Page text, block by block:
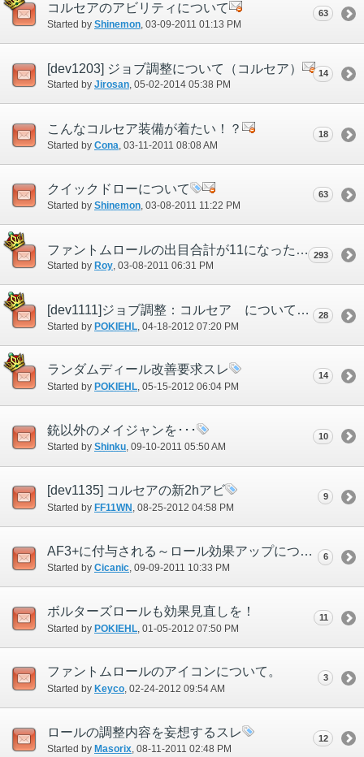
コルセアのアビリティについて
Started by Shinemon ‎, 03-09-2011 01:13 PM
63
[dev1203] ジョブ調整について（コルセア）
Started by Jirosan‎, 05-02-2014 05:38 PM
14
こんなコルセア装備が着たい！？
Started by Cona ‎, 03-11-2011 08:08 AM
18
クイックドローについて
Started by Shinemon‎, 03-08-2011 11:22 PM
63
ファントムロールの出目合計が11になった時の効果について
Started by Roy‎, 03-08-2011 06:31 PM
293
[dev1111]ジョブ調整：コルセア について
Started by POKIEHL ‎, 04-18-2012 07:20 PM
28
ランダムディール改善要求スレ
Started by POKIEHL‎, 05-15-2012 06:04 PM
14
銃以外のメイジャンを･･･
Started by Shinku‎, 09-10-2011 05:50 AM
10
[dev1135] コルセアの新2hアビ
Started by FF11WN ‎, 08-25-2012 04:58 PM
9
AF3+に付与される～ロール効果アップについて
Started by Cicanic‎, 09-09-2011 10:33 PM
6
ボルターズロールも効果見直しを！
Started by POKIEHL ‎, 01-05-2012 07:50 PM
11
ファントムロールのアイコンについて。
Started by Keyco‎, 02-24-2012 09:54 AM
3
ロールの調整内容を妄想するスレ
Started by Masorix‎, 08-11-2011 02:48 PM
12